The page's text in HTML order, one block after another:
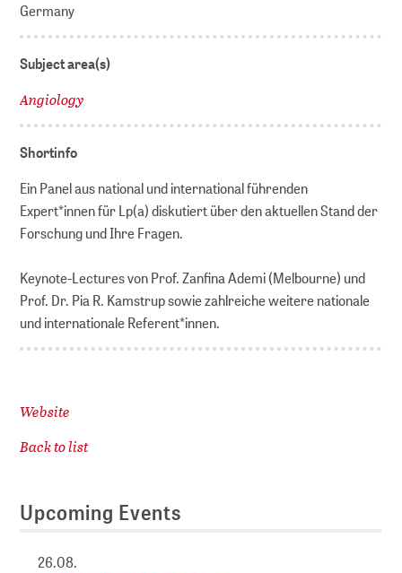
Germany
Subject area(s)
Angiology
Shortinfo
Ein Panel aus national und international führenden
Expert*innen für Lp(a) diskutiert über den aktuellen Stand der
Forschung und Ihre Fragen.
Keynote-Lectures von Prof. Zanfina Ademi (Melbourne) und
Prof. Dr. Pia R. Kamstrup sowie zahlreiche weitere nationale
und internationale Referent*innen.
Website
Back to list
Upcoming Events
26.08.